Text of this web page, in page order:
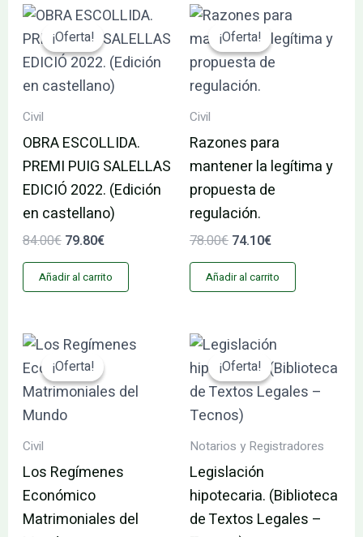
¡Oferta!
¡Oferta!
Civil
OBRA ESCOLLIDA.
PREMI PUIG SALELLAS
EDICIÓ 2022. (Edición
en castellano)
84.00€
El
precio
original
era:
84.00€.
79.80€
El
precio
actual
es:
79.80€.
Añadir al carrito
¡Oferta!
¡Oferta!
Civil
Razones para
mantener la legítima y
propuesta de
regulación.
78.00€
El
precio
original
era:
78.00€.
74.10€
El
precio
actual
es:
Añadir al carrito
¡Oferta!
¡Oferta!
Civil
Los Regímenes
Económico
Matrimoniales del
El
precio
original
era:
El
es:
¡Oferta!
¡Oferta!
Notarios y Registradores
Legislación
hipotecaria. (Biblioteca
de Textos Legales –
El
precio
original
era:
35.95€.
El
precio
actual
es: